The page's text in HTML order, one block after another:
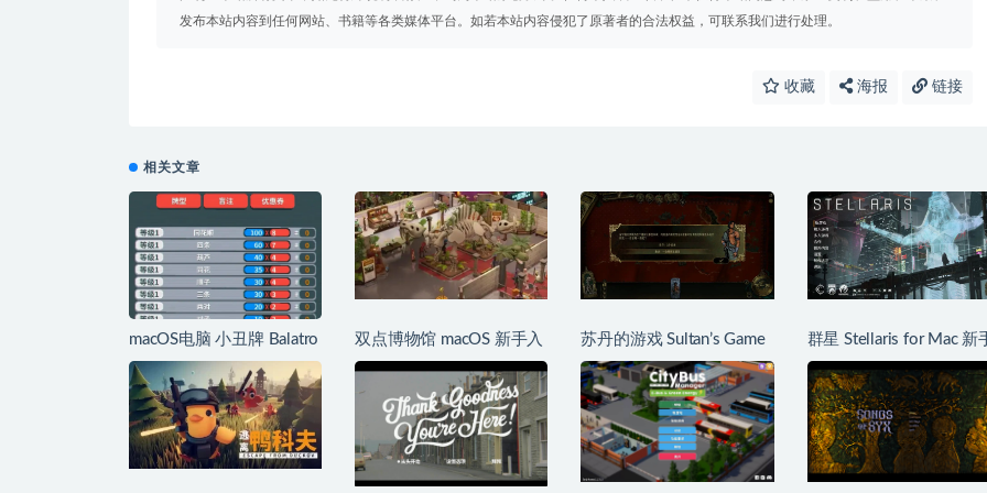
发布本站内容到任何网站、书籍等各类媒体平台。如若本站内容侵犯了原著者的合法权益，可联系我们进行处理。
收藏 海报 链接
相关文章
macOS电脑 小丑牌 Balatro
新手攻略以及心得
双点博物馆 macOS 新手入
门攻略它来了！
苏丹的游戏 Sultan’s Game
for Mac 保姆级上手教程攻
略
群星 Stellaris for Mac 新
教程攻略